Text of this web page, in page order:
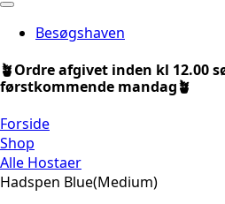
Besøgshaven
🪴Ordre afgivet inden kl 12.00
førstkommende mandag🪴
Forside
Shop
Alle Hostaer
Hadspen Blue(Medium)